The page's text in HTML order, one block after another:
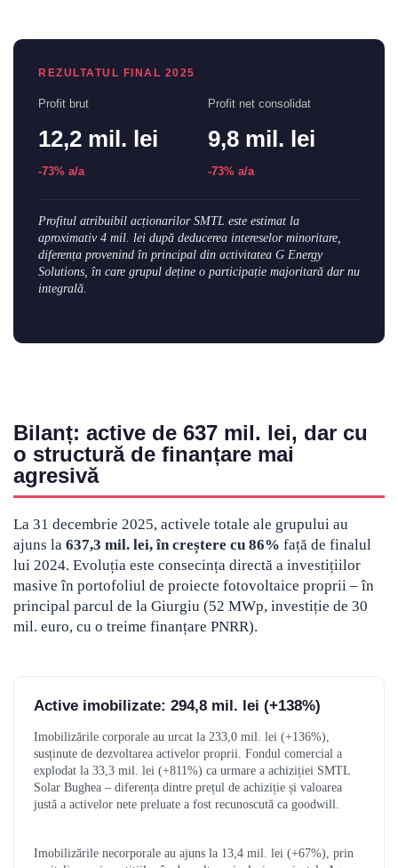
REZULTATUL FINAL 2025
Profit brut
12,2 mil. lei
-73% a/a
Profit net consolidat
9,8 mil. lei
-73% a/a
Profitul atribuibil acționarilor SMTL este estimat la
aproximativ 4 mil. lei după deducerea intereselor minoritare,
diferența provenind în principal din activitatea G Energy
Solutions, în care grupul deține o participație majoritară dar nu
integrală.
Bilanț: active de 637 mil. lei, dar cu
o structură de finanțare mai
agresivă
La 31 decembrie 2025, activele totale ale grupului au
ajuns la 637,3 mil. lei, în creștere cu 86% față de finalul
lui 2024. Evoluția este consecința directă a investițiilor
masive în portofoliul de proiecte fotovoltaice proprii – în
principal parcul de la Giurgiu (52 MWp, investiție de 30
mil. euro, cu o treime finanțare PNRR).
Active imobilizate: 294,8 mil. lei (+138%)
Imobilizările corporale au urcat la 233,0 mil. lei (+136%),
susținute de dezvoltarea activelor proprii. Fondul comercial a
explodat la 33,3 mil. lei (+811%) ca urmare a achiziției SMTL
Solar Bughea – diferența dintre prețul de achiziție și valoarea
justă a activelor nete preluate a fost recunoscută ca goodwill.
Imobilizările necorporale au ajuns la 13,4 mil. lei (+67%), prin